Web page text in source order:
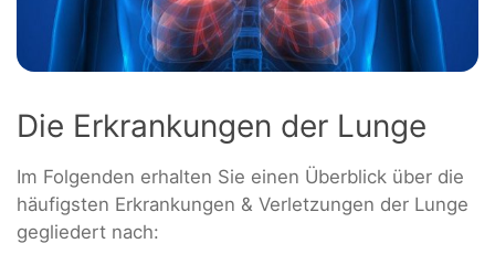
Die Erkrankungen der Lunge
Im Folgenden erhalten Sie einen Überblick über die
häufigsten Erkrankungen & Verletzungen der Lunge
gegliedert nach: